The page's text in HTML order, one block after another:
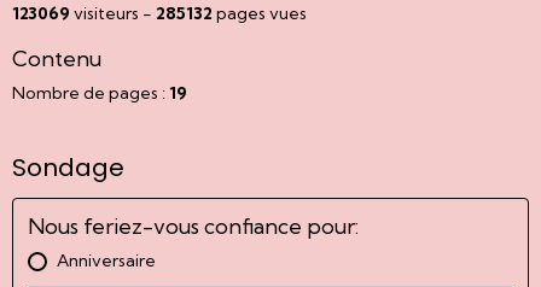
123069 visiteurs - 285132 pages vues
Contenu
Nombre de pages :19
Sondage
Nous feriez-vous confiance pour:
Anniversaire